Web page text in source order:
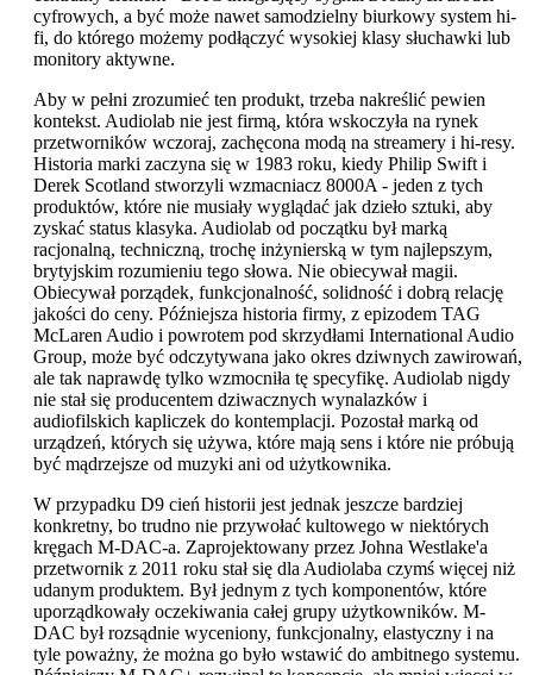
cyfrowych, a być może nawet samodzielny biurkowy system hi-
fi, do którego możemy podłączyć wysokiej klasy słuchawki lub
monitory aktywne.
Aby w pełni zrozumieć ten produkt, trzeba nakreślić pewien
kontekst. Audiolab nie jest firmą, która wskoczyła na rynek
przetworników wczoraj, zachęcona modą na streamery i hi-resy.
Historia marki zaczyna się w 1983 roku, kiedy Philip Swift i
Derek Scotland stworzyli wzmacniacz 8000A - jeden z tych
produktów, które nie musiały wyglądać jak dzieło sztuki, aby
zyskać status klasyka. Audiolab od początku był marką
racjonalną, techniczną, trochę inżynierską w tym najlepszym,
brytyjskim rozumieniu tego słowa. Nie obiecywał magii.
Obiecywał porządek, funkcjonalność, solidność i dobrą relację
jakości do ceny. Późniejsza historia firmy, z epizodem TAG
McLaren Audio i powrotem pod skrzydłami International Audio
Group, może być odczytywana jako okres dziwnych zawirowań,
ale tak naprawdę tylko wzmocniła tę specyfikę. Audiolab nigdy
nie stał się producentem dziwacznych wynalazków i
audiofilskich kapliczek do kontemplacji. Pozostał marką od
urządzeń, których się używa, które mają sens i które nie próbują
być mądrzejsze od muzyki ani od użytkownika.
W przypadku D9 cień historii jest jednak jeszcze bardziej
konkretny, bo trudno nie przywołać kultowego w niektórych
kręgach M-DAC-a. Zaprojektowany przez Johna Westlake'a
przetwornik z 2011 roku stał się dla Audiolaba czymś więcej niż
udanym produktem. Był jednym z tych komponentów, które
uporządkowały oczekiwania całej grupy użytkowników. M-
DAC był rozsądnie wyceniony, funkcjonalny, elastyczny i na
tyle poważny, że można go było wstawić do ambitnego systemu.